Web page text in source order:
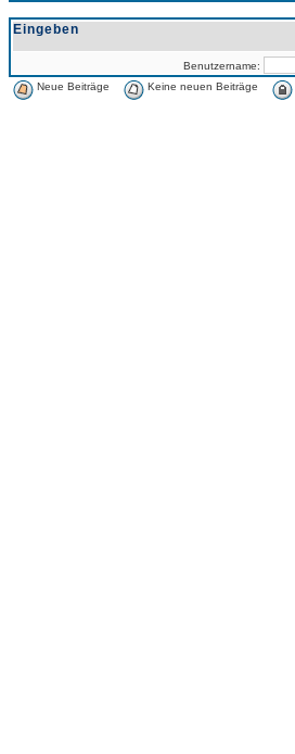
Eingeben
Benutzername:
Neue Beiträge
Keine neuen Beiträge